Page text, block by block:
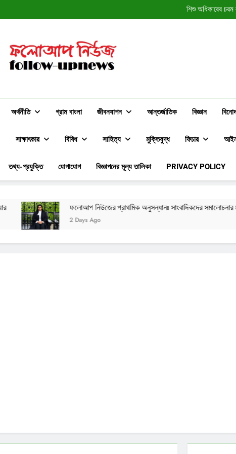
শিশু অধিকারের চরম
ফলোআপ নিউজের প্রাথমিক অনুসন্ধানঃ সাংবাদিকদের সমালোচনার
ফলোআপ নিউজের প্রাথমিক অনুসন্ধানঃ সাংবাদিকদের সমালোচনার মাঝেও
ফলোআপ নিউজ
অর্থনীতি গ্রাম বাংলা জীবনযাপন আন্তর্জাতিক বিজ্ঞান
সাক্ষাৎকার বিবিধ সাহিত্য মুক্তিযুদ্ধ ফিচার
তথ্য-প্রযুক্তি যোগাযোগ বিজ্ঞাপনের মূল্য তালিকা PRIVACY POLICY
প্রাথমিক অনুসন্ধানঃ সাংবাদিকদের সমালোচনার মাঝেও দক্ষিণ বন্ডের ডিসি